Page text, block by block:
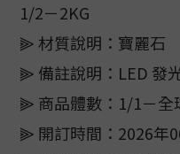
1/2－2KG
⫸ 材質說明：寶麗石
⫸ 備註說明：LED 發
⫸ 商品體數：1/1－全
⫸ 開訂時間：2026年